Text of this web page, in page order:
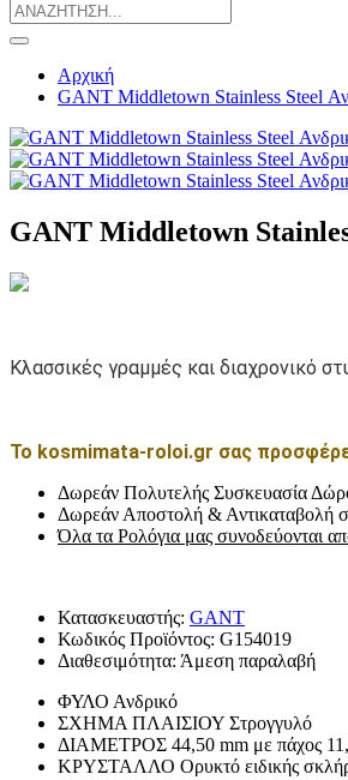
Αρχική
GANT Middletown Stainless Steel
GANT Middletown
Κλασσικές γραμμές και διαχρονικό
Το kosmimata-roloi.gr σας
Δωρεάν Πολυτελής Συσκευασία
Δωρεάν Αποστολή & Αντικαταβολή
Όλα τα Ρολόγια μας συνοδεύονται
Κατασκευαστής: GANT
Κωδικός Προϊόντος: G154019
Διαθεσιμότητα: Άμεση παραλαβή
ΦΥΛΟ Ανδρικό
ΣΧΗΜΑ ΠΛΑΙΣΙΟΥ Στρογγυλό
ΔΙΑΜΕΤΡΟΣ 44,50 mm με πάχος
ΚΡΥΣΤΑΛΛΟ Ορυκτό ειδικής